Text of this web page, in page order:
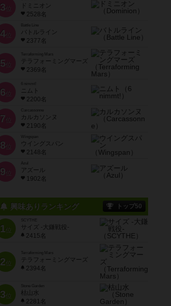
3 位
ドミニオン
2528名
4位
Battle Line
バトルライン
2377名
5 位
Terraforming Mars
テラフォーミングマーズ
2369名
6 位
ニムト
2200名
7 位
Carcassonne
カルカソンヌ
2190名
8 位
Wingspan
ウイングスパン
2148名
9 位
Azul
アズール
1902名
興味ありランキング トップ50
1位
SCYTHE
サイズ -大鎌戦役-
2415名
2位
Terraforming Mars
テラフォーミングマーズ
2394名
3位
Stone Garden
枯山水
2281名